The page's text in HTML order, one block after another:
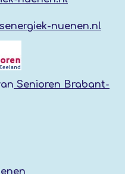
nuenen.nl
Senioren Brabant-